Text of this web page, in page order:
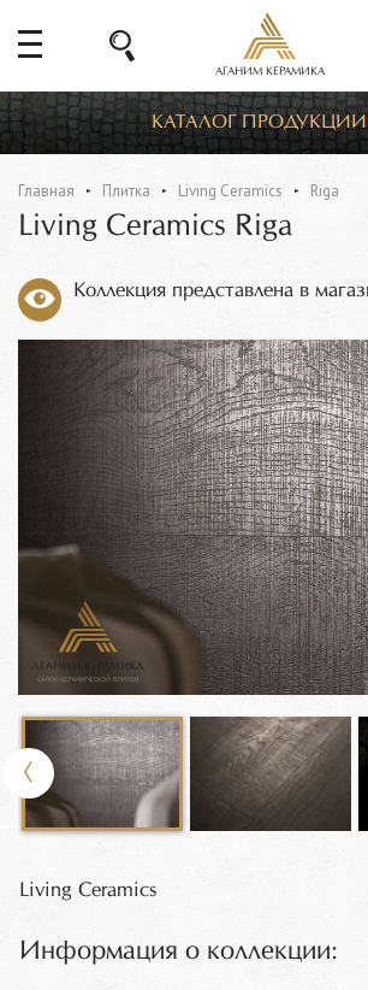
АГАНИМ КЕРАМИКА
КАТАЛОГ ПРОДУКЦИИ
Главная Плитка Living Ceramics Riga
Living Ceramics Riga
Коллекция представлена в
Living Ceramics
Информация о коллекции: